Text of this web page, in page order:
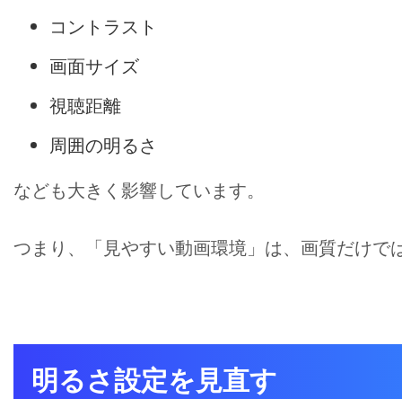
コントラスト
画面サイズ
視聴距離
周囲の明るさ
なども大きく影響しています。
つまり、「見やすい動画環境」は、画質だけで
明るさ設定を見直す